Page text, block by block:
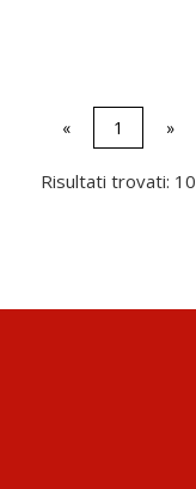
« 1 »
Risultati trovati: 10